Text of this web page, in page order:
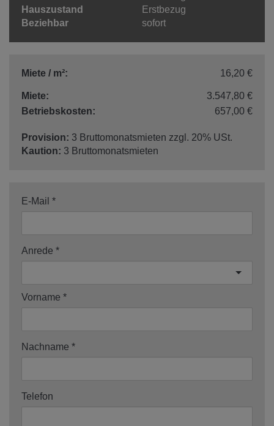
Hauszustand
Erstbezug
Beziehbar
sofort
Miete / m²: 16,20 €
Miete:
3.547,80 €
Betriebskosten:
657,00 €
Provision: 3 Bruttomonatsmieten zzgl. 20% USt.
Kaution: 3 Bruttomonatsmieten
E-Mail
Anrede
Vorname
Nachname
Telefon